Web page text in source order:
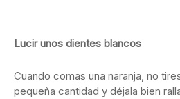
Lucir unos dientes blancos
Cuando comas una naranja, no
pequeña cantidad y déjala bien